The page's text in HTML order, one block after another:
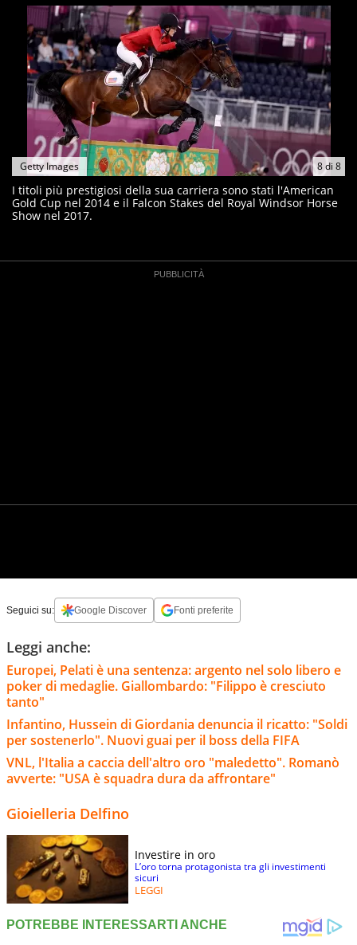
8di 8
Getty Images
I titoli più prestigiosi della sua carriera sono stati l'American
Gold Cup nel 2014 e il Falcon Stakes del Royal Windsor Horse
Show nel 2017.
Seguici su: Google Discover Fonti preferite
Leggi anche:
Europei, Pelati è una sentenza: argento nel solo libero e
poker di medaglie. Giallombardo: "Filippo è cresciuto
tanto"
Infantino, Hussein di Giordania denuncia il ricatto: "Soldi
per sostenerlo". Nuovi guai per il boss della FIFA
VNL, l'Italia a caccia dell'altro oro "maledetto". Romanò
avverte: "USA è squadra dura da affrontare"
Gioielleria Delfino
Investire in oro
L’oro torna protagonista tra gli investimenti
sicuri
LEGGI